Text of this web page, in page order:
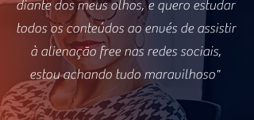
diante dos meus olhos, e quero estudar
todos os conteúdos ao envés de assistir
à alienação free nas redes sociais,
estou achando tudo maravilhoso"